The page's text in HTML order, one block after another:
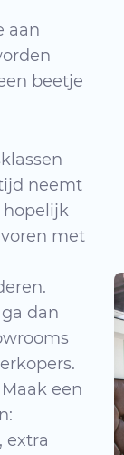
aan
beetje
neemt
hopelijk
met
dan
een
extra